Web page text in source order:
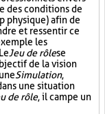
des conditions de
physique) afin de
et ressentir ce
les
Jeu de rôlese
de la vision
Simulation,
une situation
de rôle, il campe un